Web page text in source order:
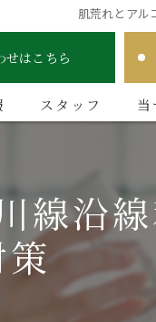
肌荒れとアル
せはこちら
スタッフ
メ
線沿